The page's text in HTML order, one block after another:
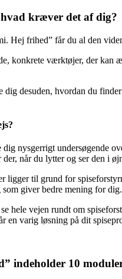
kræver det af dig?
Hej frihed” får du al den
konkrete værktøjer, der kan
desuden, hvordan du
nysgerrigt undersøgende
når du lytter og ser den i
ligger til grund for
giver bedre mening for dig.
hele vejen rundt om
en varig løsning på dit
indeholder 10